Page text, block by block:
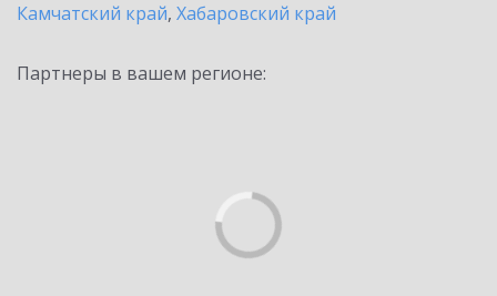
Камчатский край, Хабаровский край
Партнеры в вашем регионе: